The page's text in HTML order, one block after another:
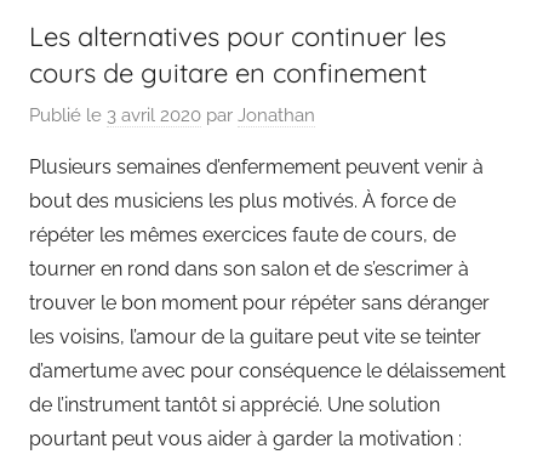
Les alternatives pour continuer les
cours de guitare en confinement
Publié le 3 avril 2020 par Jonathan
Plusieurs semaines d’enfermement peuvent venir à
bout des musiciens les plus motivés. À force de
répéter les mêmes exercices faute de cours, de
tourner en rond dans son salon et de s’escrimer à
trouver le bon moment pour répéter sans déranger
les voisins, l’amour de la guitare peut vite se teinter
d’amertume avec pour conséquence le délaissement
de l’instrument tantôt si apprécié. Une solution
pourtant peut vous aider à garder la motivation :